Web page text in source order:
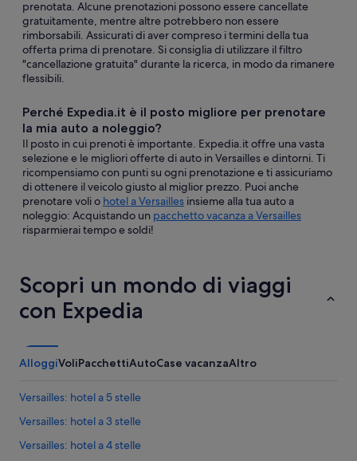
prenotata. Alcune prenotazioni possono essere cancellate
gratuitamente, mentre altre potrebbero non essere
rimborsabili. Assicurati di aver compreso i termini della tua
offerta prima di prenotare. Si consiglia di utilizzare il filtro
"cancellazione gratuita" durante la ricerca, in modo da rimanere
flessibili.
Perché Expedia.it è il posto migliore per prenotare
la mia auto a noleggio?
Il posto in cui prenoti è importante. Expedia.it offre una vasta
selezione e le migliori offerte di auto in Versailles e dintorni. Ti
ricompensiamo con punti su ogni prenotazione e ti assicuriamo
di ottenere il veicolo giusto al miglior prezzo. Puoi anche
prenotare voli o hotel a Versailles insieme alla tua auto a
noleggio: Acquistando un pacchetto vacanza a Versailles
risparmierai tempo e soldi!
Scopri un mondo di viaggi
con Expedia
AlloggiVoliPacchettiAutoCase vacanzaAltro
Versailles: hotel a 5 stelle
Versailles: hotel a 3 stelle
Versailles: hotel a 4 stelle